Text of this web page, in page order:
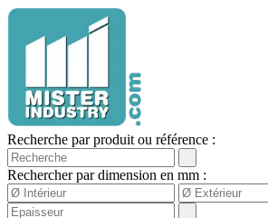
Recherche par produit ou référence :
Rechercher par dimension en mm :